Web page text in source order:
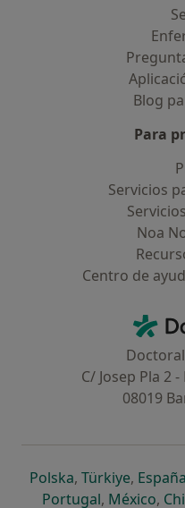
Blog
Para
Servicios
Noa
Centro de
C/ Josep Pla 2
08019
Polskase abre en una
, Türkiyese abre
, España
Portugalse abre en
, Méxicose
,